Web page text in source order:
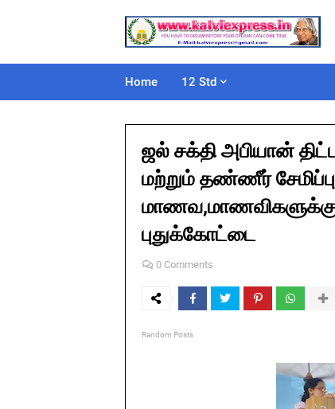
Home 12 Std
ஜல் சக்தி அபியான்
மற்றும் தண்ணீர்
மாணவ,மாணவிகளுக்கு
புதுக்கோட்டை
0 Comments
Random Posts